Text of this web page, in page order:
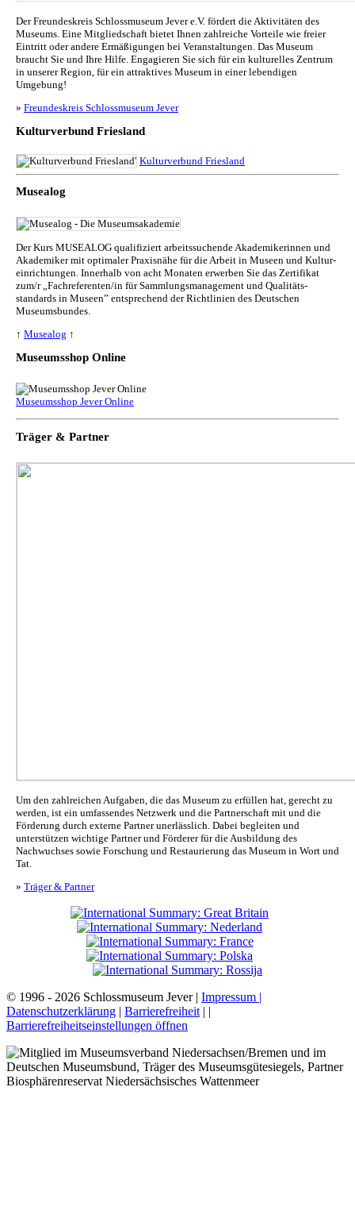
Der Freundeskreis Schlossmuseum Jever e.V. fördert die Aktivitäten des
Museums. Eine Mitgliedschaft bietet Ihnen zahlreiche Vorteile wie freier
Eintritt oder andere Ermäßigungen bei Veranstaltungen. Das Museum
braucht Sie und Ihre Hilfe. Engagieren Sie sich für ein kulturelles Zentrum
in unserer Region, für ein attraktives Museum in einer lebendigen
Umgebung!
» Freundeskreis Schlossmuseum Jever
Kulturverbund Friesland
Kulturverbund Friesland
Musealog
Der Kurs MUSEALOG qualifiziert arbeitssuchende Akademikerinnen und
Akademiker mit optimaler Praxisnähe für die Arbeit in Museen und Kul­tur­
ein­rich­tun­gen. Innerhalb von acht Monaten erwerben Sie das Zertifikat
zum/r „Fachreferenten/in für Sammlungs­management und Qualitäts­
standards in Museen” entsprechend der Richtlinien des Deutschen
Museumsbundes.
↑ Musealog ↑
Museumsshop Online
Museumsshop Jever Online
Träger & Partner
Um den zahlreichen Aufgaben, die das Museum zu erfüllen hat, gerecht zu
werden, ist ein umfassendes Netzwerk und die Partnerschaft mit und die
Förderung durch externe Partner unerlässlich. Dabei begleiten und
unterstützen wichtige Partner und Förderer für die Ausbildung des
Nachwuchses sowie Forschung und Restaurierung das Museum in Wort und
Tat.
» Träger & Partner
© 1996 - 2026 Schlossmuseum Jever | Impressum |
Datenschutzerklärung | Barrierefreiheit | |
Barrierefreiheitseinstellungen öffnen